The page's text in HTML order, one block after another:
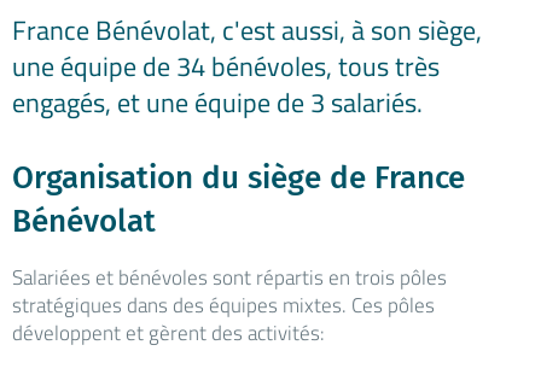
France Bénévolat, c'est aussi, à son siège,
une équipe de 34 bénévoles, tous très
engagés, et une équipe de 3 salariés.
Organisation du siège de France
Bénévolat
Salariées et bénévoles sont répartis en trois pôles
stratégiques dans des équipes mixtes. Ces pôles
développent et gèrent des activités: